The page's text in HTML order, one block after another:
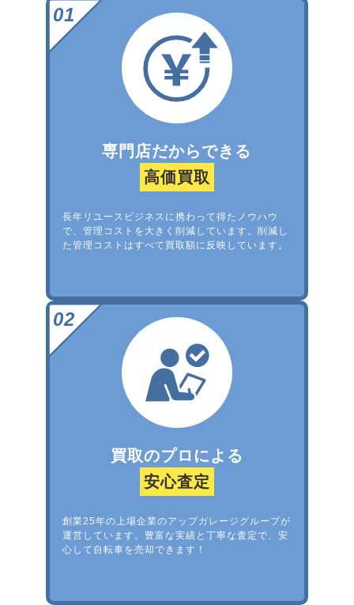
専門店だからできる
高価買取
長年リユースビジネスに携わって得たノウハウ
で、管理コストを大きく削減しています。削減し
た管理コストはすべて買取額に反映しています。
買取のプロによる
安心査定
創業25年の上場企業のアップガレージグループが
運営しています。豊富な実績と丁寧な査定で、安
心して自転車を売却できます！